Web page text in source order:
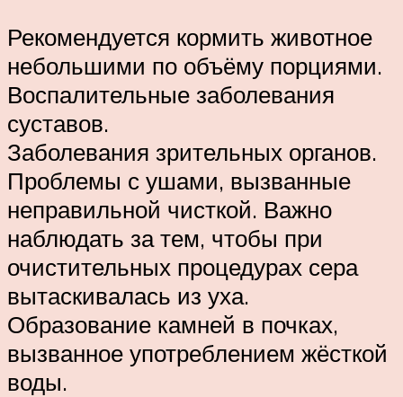
Рекомендуется кормить животное
небольшими по объёму порциями.
Воспалительные заболевания
суставов.
Заболевания зрительных органов.
Проблемы с ушами, вызванные
неправильной чисткой. Важно
наблюдать за тем, чтобы при
очистительных процедурах сера
вытаскивалась из уха.
Образование камней в почках,
вызванное употреблением жёсткой
воды.